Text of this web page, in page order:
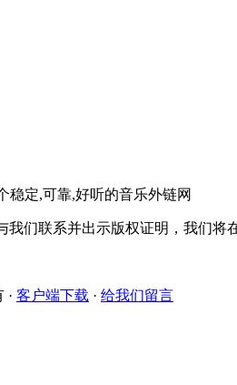
稳定,可靠,好听的音乐外链网
们联系并出示版权证明，我们将
· 客户端下载 · 给我们留言